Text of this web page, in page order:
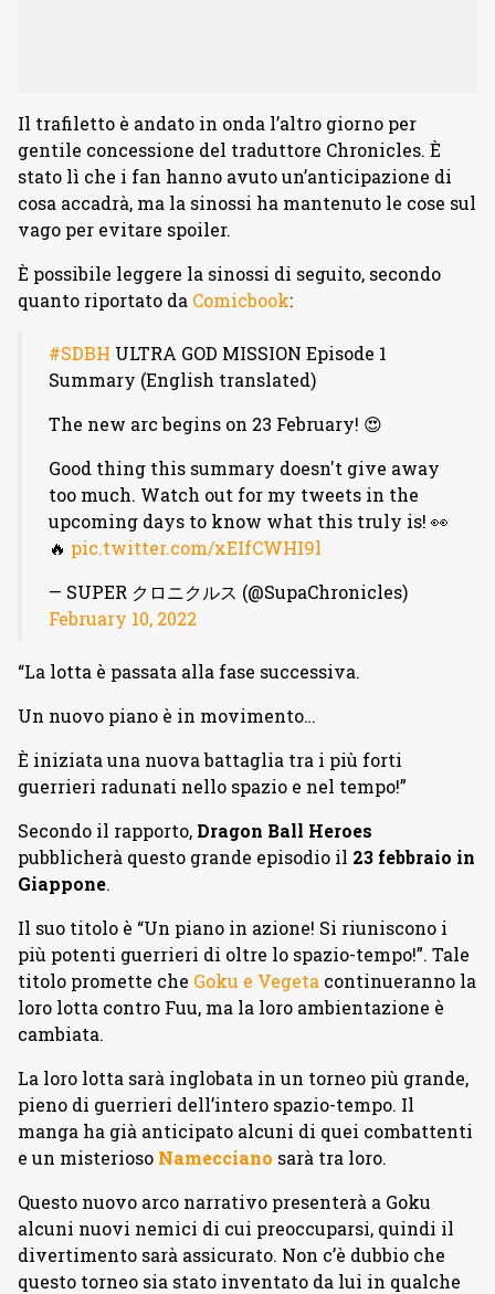
Il trafiletto è andato in onda l’altro giorno per
gentile concessione del traduttore Chronicles. È
stato lì che i fan hanno avuto un’anticipazione di
cosa accadrà, ma la sinossi ha mantenuto le cose sul
vago per evitare spoiler.
È possibile leggere la sinossi di seguito, secondo
quanto riportato da Comicbook:
#SDBH ULTRA GOD MISSION Episode 1
Summary (English translated)
The new arc begins on 23 February! 😍
Good thing this summary doesn't give away
too much. Watch out for my tweets in the
upcoming days to know what this truly is! 👀
🔥 pic.twitter.com/xEIfCWHI9l
— SUPER クロニクルス (@SupaChronicles)
February 10, 2022
“La lotta è passata alla fase successiva.
Un nuovo piano è in movimento…
È iniziata una nuova battaglia tra i più forti
guerrieri radunati nello spazio e nel tempo!”
Secondo il rapporto, Dragon Ball Heroes
pubblicherà questo grande episodio il 23 febbraio in
Giappone.
Il suo titolo è “Un piano in azione! Si riuniscono i
più potenti guerrieri di oltre lo spazio-tempo!”. Tale
titolo promette che Goku e Vegeta continueranno la
loro lotta contro Fuu, ma la loro ambientazione è
cambiata.
La loro lotta sarà inglobata in un torneo più grande,
pieno di guerrieri dell’intero spazio-tempo. Il
manga ha già anticipato alcuni di quei combattenti
e un misterioso Namecciano sarà tra loro.
Questo nuovo arco narrativo presenterà a Goku
alcuni nuovi nemici di cui preoccuparsi, quindi il
divertimento sarà assicurato. Non c’è dubbio che
questo torneo sia stato inventato da lui in qualche